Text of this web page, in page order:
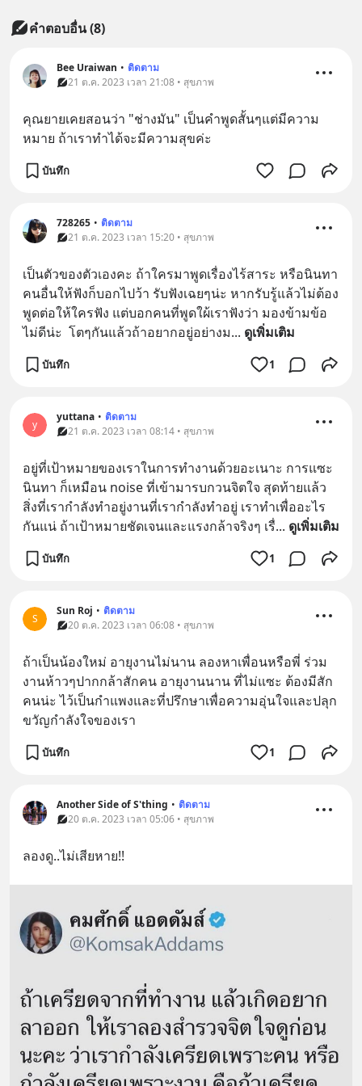
คำตอบอื่น(8)
Bee Uraiwan • ติดตาม
21 ต.ค. 2023 เวลา 21:08 • สุขภาพ
คุณยายเคยสอนว่า "ช่างมัน" เป็นคำพูดสั้นๆแต่มีความ
หมาย ถ้าเราทำได้จะมีความสุขค่ะ
บันทึก
728265 • ติดตาม
21 ต.ค. 2023 เวลา 15:20 • สุขภาพ
เป็นตัวของตัวเองคะ ถ้าใครมาพูดเรื่องไร้สาระ หรือนินทา
คนอื่นให้ฟังก็บอกไปว้า รับฟังเฉยๆน่ะ หากรับรู้แล้วไม่ต้อง
พูดต่อให้ใครฟัง แต่บอกคนที่พูดใผ้เราฟังว่า มองข้ามข้อ
ไม่ดีน่ะ  โตๆกันแล้วถ้าอยากอยู่อย่างม... ดูเพิ่มเติม
บันทึก 1
y
yuttana • ติดตาม
21 ต.ค. 2023 เวลา 08:14 • สุขภาพ
อยู่ที่เป้าหมายของเราในการทำงานด้วยอะเนาะ การแซะ
นินทา ก็เหมือน noise ที่เข้ามารบกวนจิตใจ สุดท้ายแล้ว
สิ่งที่เรากำลังทำอยู่งานที่เรากำลังทำอยู่ เราทำเพื่ออะไร
กันแน่ ถ้าเป้าหมายชัดเจนและแรงกล้าจริงๆ เรื่... ดูเพิ่มเติม
บันทึก 1
S
Sun Roj • ติดตาม
20 ต.ค. 2023 เวลา 06:08 • สุขภาพ
ถ้าเป็นน้องใหม่ อายุงานไม่นาน ลองหาเพื่อนหรือพี่ ร่วม
งานห้าวๆปากกล้าสักคน อายุงานนาน ที่ไม่แซะ ต้องมีสัก
คนน่ะ ไว้เป็นกำแพงและที่ปรึกษาเพื่อความอุ่นใจและปลุก
ขวัญกำลังใจของเรา
บันทึก 1
Another Side of S'thing • ติดตาม
20 ต.ค. 2023 เวลา 05:06 • สุขภาพ
ลองดู..ไม่เสียหาย!!